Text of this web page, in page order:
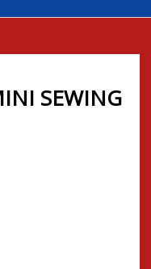
SEWING